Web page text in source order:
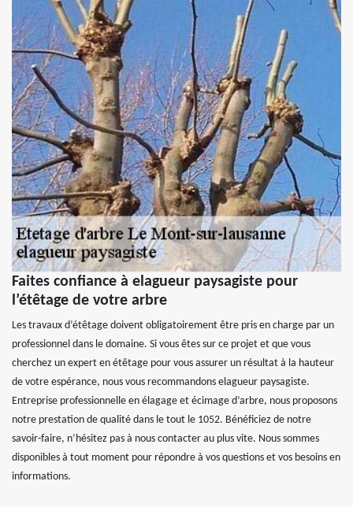
Faites confiance à elagueur paysagiste pour
l’étêtage de votre arbre
Les travaux d’étêtage doivent obligatoirement être pris en charge par un
professionnel dans le domaine. Si vous êtes sur ce projet et que vous
cherchez un expert en étêtage pour vous assurer un résultat à la hauteur
de votre espérance, nous vous recommandons elagueur paysagiste.
Entreprise professionnelle en élagage et écimage d’arbre, nous proposons
notre prestation de qualité dans le tout le 1052. Bénéficiez de notre
savoir-faire, n’hésitez pas à nous contacter au plus vite. Nous sommes
disponibles à tout moment pour répondre à vos questions et vos besoins en
informations.